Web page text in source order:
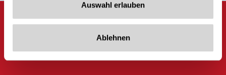
Auswahl erlauben
Ablehnen